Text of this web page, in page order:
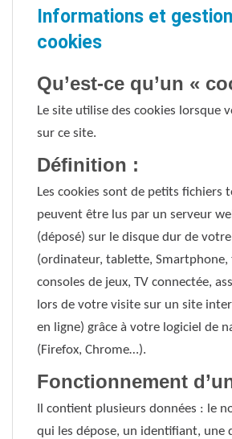
Informations et
cookies
Qu’est-ce qu’un «
Le site utilise des cookies lorsque
sur ce site.
Définition :
Les cookies sont de petits fichiers
peuvent être lus par un serveur
(déposé) sur le disque dur de
(ordinateur, tablette, Smartphone,
consoles de jeux, TV connectée,
lors de votre visite sur un site
en ligne) grâce à votre logiciel de
(Firefox, Chrome…).
Fonctionnement
Il contient plusieurs données : le
qui les dépose, un identifiant, une